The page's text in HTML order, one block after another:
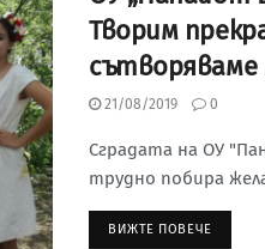
Творим
21/08/2019 0
Сградата на ОУ
трудно побира
ВИЖТЕ ПОВЕЧЕ